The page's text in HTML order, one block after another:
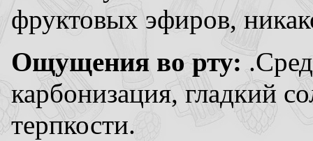
фруктовых эфиров,
Ощущения во рту:
карбонизация, гладкий
терпкости.